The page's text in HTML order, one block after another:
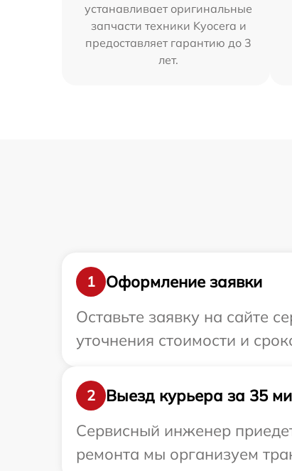
устанавливает оригинальные
запчасти техники Kyocera и
предоставляет гарантию до 3
лет.
1
Оформление заявки
Оставьте заявку на сайте
уточнения стоимости и
2
Выезд курьера за 35
Сервисный инженер
ремонта мы организуем